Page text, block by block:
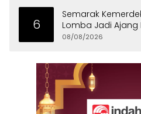
6
Semarak
Lomba Jadi Ajang
Warga
08/08/2026